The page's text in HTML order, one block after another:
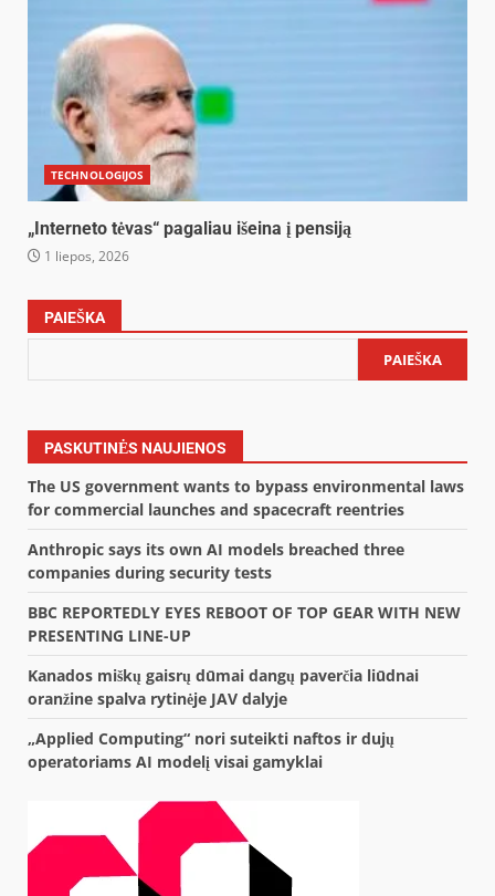
TECHNOLOGIJOS
„Interneto tėvas“ pagaliau išeina į pensiją
1 liepos, 2026
PAIEŠKA
PAIEŠKA
PASKUTINĖS NAUJIENOS
The US government wants to bypass environmental laws
for commercial launches and spacecraft reentries
Anthropic says its own AI models breached three
companies during security tests
BBC REPORTEDLY EYES REBOOT OF TOP GEAR WITH NEW
PRESENTING LINE-UP
Kanados miškų gaisrų dūmai dangų paverčia liūdnai
oranžine spalva rytinėje JAV dalyje
„Applied Computing“ nori suteikti naftos ir dujų
operatoriams AI modelį visai gamyklai